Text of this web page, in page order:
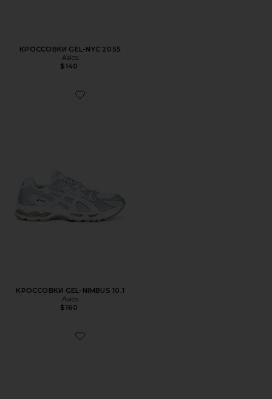
КРОССОВКИ GEL-NYC 2055
Asics
$140
Favorite КРОССОВКИ GEL-NIMBUS 10.1
КРОССОВКИ GEL-NIMBUS 10.1
Asics
$160
Favorite КРОССОВКИ GEL-1130